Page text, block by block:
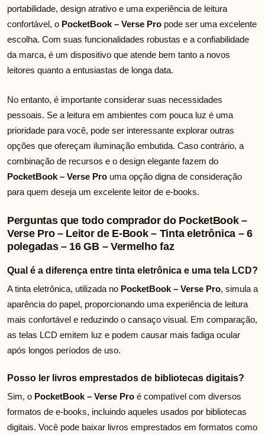
portabilidade, design atrativo e uma experiência de leitura
confortável, o PocketBook – Verse Pro pode ser uma excelente
escolha. Com suas funcionalidades robustas e a confiabilidade
da marca, é um dispositivo que atende bem tanto a novos
leitores quanto a entusiastas de longa data.
No entanto, é importante considerar suas necessidades
pessoais. Se a leitura em ambientes com pouca luz é uma
prioridade para você, pode ser interessante explorar outras
opções que ofereçam iluminação embutida. Caso contrário, a
combinação de recursos e o design elegante fazem do
PocketBook – Verse Pro uma opção digna de consideração
para quem deseja um excelente leitor de e-books.
Perguntas que todo comprador do PocketBook –
Verse Pro – Leitor de E-Book – Tinta eletrônica – 6
polegadas – 16 GB – Vermelho faz
Qual é a diferença entre tinta eletrônica e uma tela LCD?
A tinta eletrônica, utilizada no PocketBook – Verse Pro, simula a
aparência do papel, proporcionando uma experiência de leitura
mais confortável e reduzindo o cansaço visual. Em comparação,
as telas LCD emitem luz e podem causar mais fadiga ocular
após longos períodos de uso.
Posso ler livros emprestados de bibliotecas digitais?
Sim, o PocketBook – Verse Pro é compatível com diversos
formatos de e-books, incluindo aqueles usados por bibliotecas
digitais. Você pode baixar livros emprestados em formatos como